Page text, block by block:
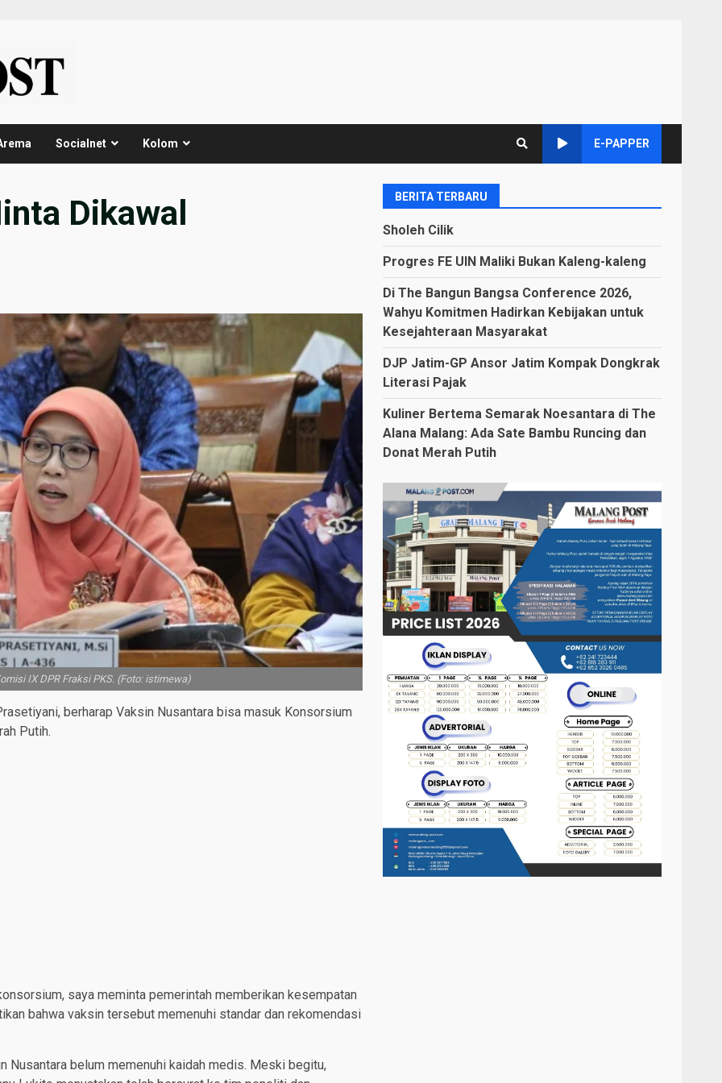
Socialnet Kolom E-PAPPER
Dikawal
IX DPR Fraksi PKS. (Foto: istimewa)
berharap Vaksin Nusantara bisa masuk Konsorsium
Putih.
saya meminta pemerintah memberikan kesempatan
bahwa vaksin tersebut memenuhi standar dan rekomendasi
Nusantara belum memenuhi kaidah medis. Meski begitu,
BERITA TERBARU
Sholeh Cilik
Progres FE UIN Maliki Bukan Kaleng-kaleng
Di The Bangun Bangsa Conference 2026,
Wahyu Komitmen Hadirkan Kebijakan untuk
Kesejahteraan Masyarakat
DJP Jatim-GP Ansor Jatim Kompak Dongkrak
Literasi Pajak
Kuliner Bertema Semarak Noesantara di The
Alana Malang: Ada Sate Bambu Runcing dan
Donat Merah Putih